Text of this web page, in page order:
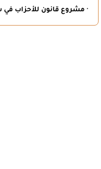
· مشروع قانون للأحزاب في